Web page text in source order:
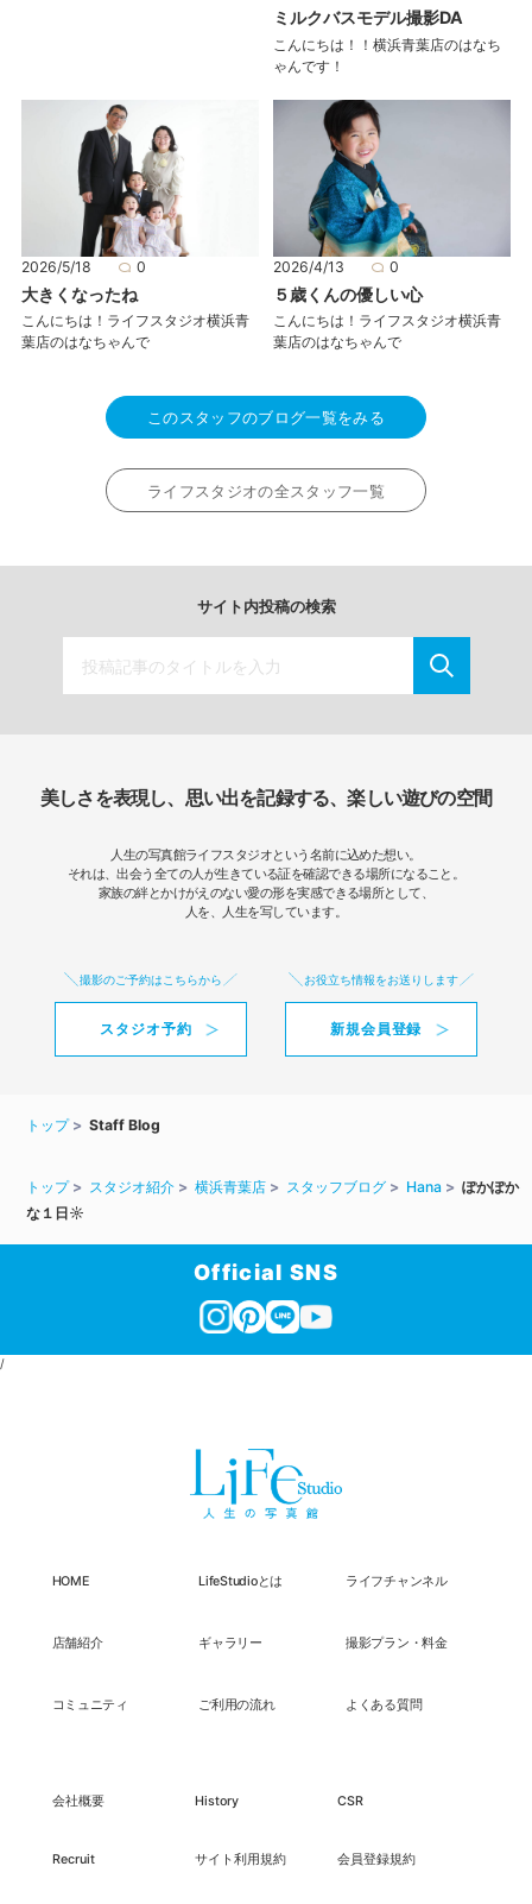
ミルクバスモデル撮影DA
こんにちは！！横浜青葉店のはなち
ゃんです！
2026/5/18 0
大きくなったね
こんにちは！ライフスタジオ横浜青
葉店のはなちゃんで
2026/4/13 0
５歳くんの優しい心
こんにちは！ライフスタジオ横浜青
葉店のはなちゃんで
このスタッフのブログ一覧をみる
ライフスタジオの全スタッフ一覧
サイト内投稿の検索
美しさを表現し、思い出を記録する、楽しい遊びの空間
人生の写真館ライフスタジオという名前に込めた想い。
それは、出会う全ての人が生きている証を確認できる場所になること。
家族の絆とかけがえのない愛の形を実感できる場所として、
人を、人生を写しています。
撮影のご予約はこちらから
スタジオ予約
お役立ち情報をお送りします
新規会員登録
トップ Staff Blog
トップ スタジオ紹介 横浜青葉店 スタッフブログ Hana
ぽかぽか
な１日☼
Official SNS
/
HOME LifeStudioとは ライフチャンネル
店舗紹介 ギャラリー 撮影プラン・料金
コミュニティ ご利用の流れ よくある質問
会社概要 History CSR
Recruit サイト利用規約 会員登録規約